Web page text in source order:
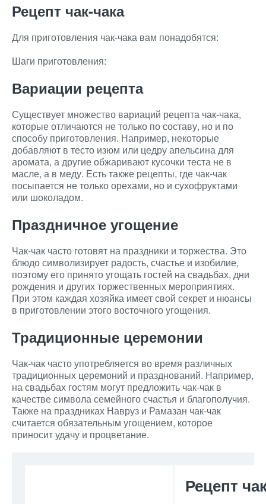
Рецепт чак-чака
Для приготовления чак-чака вам понадобятся:
Шаги приготовления:
Вариации рецепта
Существует множество вариаций рецепта чак-чака,
которые отличаются не только по составу, но и по
способу приготовления. Например, некоторые
добавляют в тесто изюм или цедру апельсина для
аромата, а другие обжаривают кусочки теста не в
масле, а в меду. Есть также рецепты, где чак-чак
посыпается не только орехами, но и сухофруктами
или шоколадом.
Праздничное угощение
Чак-чак часто готовят на праздники и торжества. Это
блюдо символизирует радость, счастье и изобилие,
поэтому его принято угощать гостей на свадьбах, дни
рождения и других торжественных мероприятиях.
При этом каждая хозяйка имеет свой секрет и нюансы
в приготовлении этого восточного угощения.
Традиционные церемонии
Чак-чак часто употребляется во время различных
традиционных церемоний и празднований. Например,
на свадьбах гостям могут предложить чак-чак в
качестве символа семейного счастья и благополучия.
Также на праздниках Навруз и Рамазан чак-чак
считается обязательным угощением, которое
приносит удачу и процветание.
Рецепт